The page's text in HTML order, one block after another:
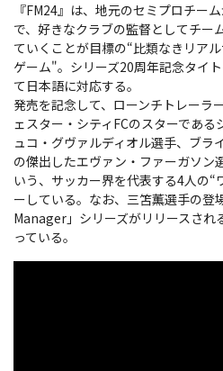
『FM24』は、地元のセミプロチー
で、好きなクラブの監督としてチー
ていくことが目標の“比類なきリア
ゲーム"。シリーズ20周年記念タイ
て日本語に対応する。
発売を記念して、ローンチトレーラ
ェスター・シティFCのスターであ
ュコ・グヴァルディオル選手、ブラ
の傑出したエヴァン・ファーガソン
いう、サッカー界を代表する4人の
ーしている。なお、三笘薫選手の
Manager」シリーズがリリースされ
っている。